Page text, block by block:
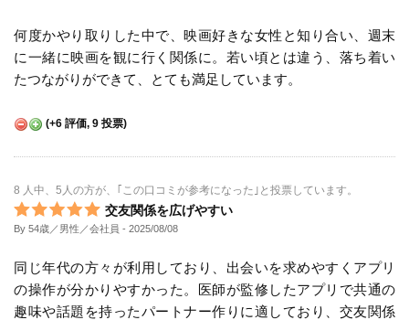
何度かやり取りした中で、映画好きな女性と知り合い、週末
に一緒に映画を観に行く関係に。若い頃とは違う、落ち着い
たつながりができて、とても満足しています。
(+6 評価, 9 投票)
8 人中、5人の方が、｢この口コミが参考になった｣と投票しています。
交友関係を広げやすい
By 54歳／男性／会社員 - 2025/08/08
同じ年代の方々が利用しており、出会いを求めやすくアプリ
の操作が分かりやすかった。医師が監修したアプリで共通の
趣味や話題を持ったパートナー作りに適しており、交友関係